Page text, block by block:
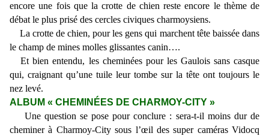
encore une fois que la crotte de chien reste encore le thème de
débat le plus prisé des cercles civiques charmoysiens.
La crotte de chien, pour les gens qui marchent tête baissée dans
le champ de mines molles glissantes canin….
Et bien entendu, les cheminées pour les Gaulois sans casque
qui, craignant qu’une tuile leur tombe sur la tête ont toujours le
nez levé.
ALBUM « CHEMINÉES DE CHARMOY-CITY »
Une question se pose pour conclure : sera-t-il moins dur de
cheminer à Charmoy-City sous l’œil des super caméras Vidocq